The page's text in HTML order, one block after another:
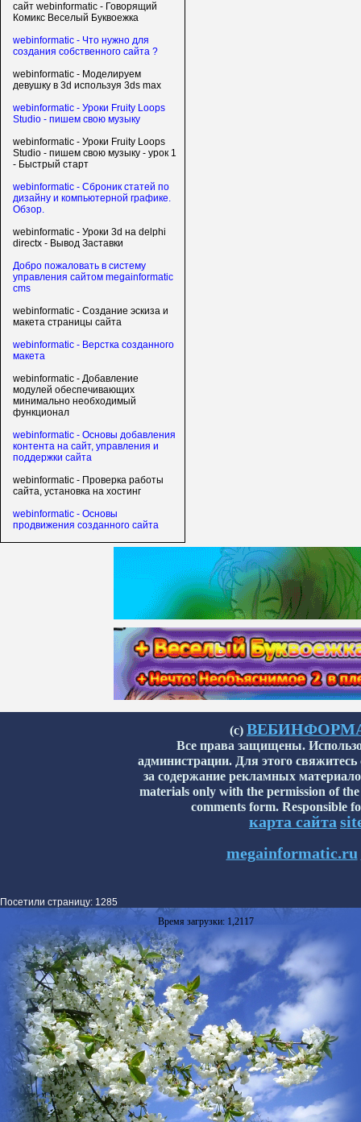
сайт webinformatic - Говорящий
Комикс Веселый Буквоежка
webinformatic - Что нужно для
создания собственного сайта ?
webinformatic - Моделируем
девушку в 3d используя 3ds max
webinformatic - Уроки Fruity Loops
Studio - пишем свою музыку
webinformatic - Уроки Fruity Loops
Studio - пишем свою музыку - урок 1
- Быстрый старт
webinformatic - Сброник статей по
дизайну и компьютерной графике.
Обзор.
webinformatic - Уроки 3d на delphi
directx - Вывод Заставки
Добро пожаловать в систему
управления сайтом megainformatic
cms
webinformatic - Создание эскиза и
макета страницы сайта
webinformatic - Верстка созданного
макета
webinformatic - Добавление
модулей обеспечивающих
минимально необходимый
функционал
webinformatic - Основы добавления
контента на сайт, управления и
поддержки сайта
webinformatic - Проверка работы
сайта, установка на хостинг
webinformatic - Основы
продвижения созданного сайта
(с)
Все права защищены.
администрации. Для этого
за содержание рекламных
materials only with the permission of
comments form. Responsible
карта сайта
megainformatic.ru
Посетили страницу: 1285
Время загрузки: 1,2117